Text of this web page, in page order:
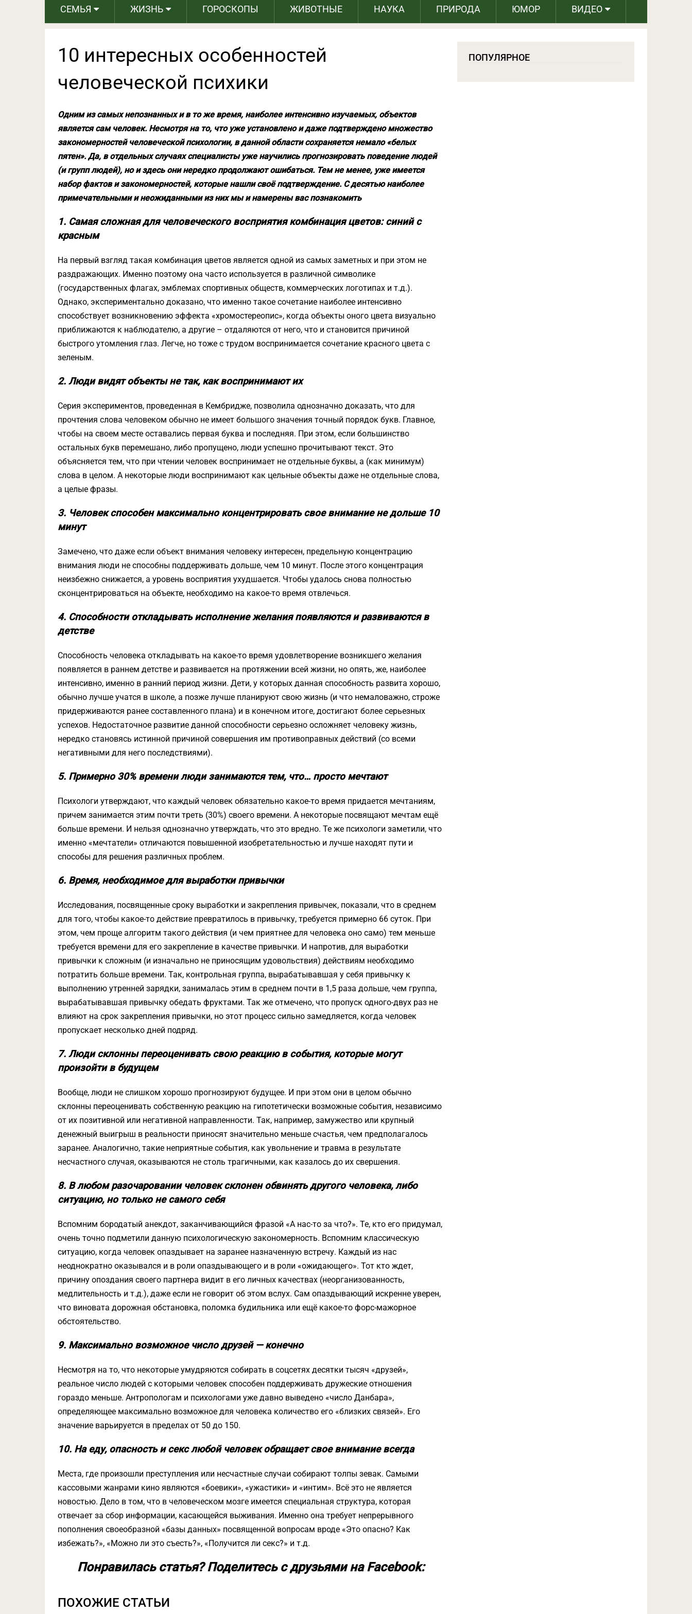
СЕМЬЯ ЖИЗНЬ ГОРОСКОПЫ ЖИВОТНЫЕ НАУКА ПРИРОДА ЮМОР ВИДЕО
10 интересных особенностей
человеческой психики
Одним из самых непознанных и в то же время, наиболее интенсивно изучаемых, объектов
является сам человек. Несмотря на то, что уже установлено и даже подтверждено множество
закономерностей человеческой психологии, в данной области сохраняется немало «белых
пятен». Да, в отдельных случаях специалисты уже научились прогнозировать поведение людей
(и групп людей), но и здесь они нередко продолжают ошибаться. Тем не менее, уже имеется
набор фактов и закономерностей, которые нашли своё подтверждение. С десятью наиболее
примечательными и неожиданными из них мы и намерены вас познакомить
1. Самая сложная для человеческого восприятия комбинация цветов: синий с
красным
На первый взгляд такая комбинация цветов является одной из самых заметных и при этом не
раздражающих. Именно поэтому она часто используется в различной символике
(государственных флагах, эмблемах спортивных обществ, коммерческих логотипах и т.д.).
Однако, экспериментально доказано, что именно такое сочетание наиболее интенсивно
способствует возникновению эффекта «хромостереопис», когда объекты оного цвета визуально
приближаются к наблюдателю, а другие – отдаляются от него, что и становится причиной
быстрого утомления глаз. Легче, но тоже с трудом воспринимается сочетание красного цвета с
зеленым.
2. Люди видят объекты не так, как воспринимают их
Серия экспериментов, проведенная в Кембридже, позволила однозначно доказать, что для
прочтения слова человеком обычно не имеет большого значения точный порядок букв. Главное,
чтобы на своем месте оставались первая буква и последняя. При этом, если большинство
остальных букв перемешано, либо пропущено, люди успешно прочитывают текст. Это
объясняется тем, что при чтении человек воспринимает не отдельные буквы, а (как минимум)
слова в целом. А некоторые люди воспринимают как цельные объекты даже не отдельные слова,
а целые фразы.
3. Человек способен максимально концентрировать свое внимание не дольше 10
минут
Замечено, что даже если объект внимания человеку интересен, предельную концентрацию
внимания люди не способны поддерживать дольше, чем 10 минут. После этого концентрация
неизбежно снижается, а уровень восприятия ухудшается. Чтобы удалось снова полностью
сконцентрироваться на объекте, необходимо на какое-то время отвлечься.
4. Способности откладывать исполнение желания появляются и развиваются в
детстве
Способность человека откладывать на какое-то время удовлетворение возникшего желания
появляется в раннем детстве и развивается на протяжении всей жизни, но опять, же, наиболее
интенсивно, именно в ранний период жизни. Дети, у которых данная способность развита хорошо,
обычно лучше учатся в школе, а позже лучше планируют свою жизнь (и что немаловажно, строже
придерживаются ранее составленного плана) и в конечном итоге, достигают более серьезных
успехов. Недостаточное развитие данной способности серьезно осложняет человеку жизнь,
нередко становясь истинной причиной совершения им противоправных действий (со всеми
негативными для него последствиями).
5. Примерно 30% времени люди занимаются тем, что… просто мечтают
Психологи утверждают, что каждый человек обязательно какое-то время придается мечтаниям,
причем занимается этим почти треть (30%) своего времени. А некоторые посвящают мечтам ещё
больше времени. И нельзя однозначно утверждать, что это вредно. Те же психологи заметили, что
именно «мечтатели» отличаются повышенной изобретательностью и лучше находят пути и
способы для решения различных проблем.
6. Время, необходимое для выработки привычки
Исследования, посвященные сроку выработки и закрепления привычек, показали, что в среднем
для того, чтобы какое-то действие превратилось в привычку, требуется примерно 66 суток. При
этом, чем проще алгоритм такого действия (и чем приятнее для человека оно само) тем меньше
требуется времени для его закрепление в качестве привычки. И напротив, для выработки
привычки к сложным (и изначально не приносящим удовольствия) действиям необходимо
потратить больше времени. Так, контрольная группа, вырабатывавшая у себя привычку к
выполнению утренней зарядки, занималась этим в среднем почти в 1,5 раза дольше, чем группа,
вырабатывавшая привычку обедать фруктами. Так же отмечено, что пропуск одного-двух раз не
влияют на срок закрепления привычки, но этот процесс сильно замедляется, когда человек
пропускает несколько дней подряд.
7. Люди склонны переоценивать свою реакцию в события, которые могут
произойти в будущем
Вообще, люди не слишком хорошо прогнозируют будущее. И при этом они в целом обычно
склонны переоценивать собственную реакцию на гипотетически возможные события, независимо
от их позитивной или негативной направленности. Так, например, замужество или крупный
денежный выигрыш в реальности приносят значительно меньше счастья, чем предполагалось
заранее. Аналогично, такие неприятные события, как увольнение и травма в результате
несчастного случая, оказываются не столь трагичными, как казалось до их свершения.
8. В любом разочаровании человек склонен обвинять другого человека, либо
ситуацию, но только не самого себя
Вспомним бородатый анекдот, заканчивающийся фразой «А нас-то за что?». Те, кто его придумал,
очень точно подметили данную психологическую закономерность. Вспомним классическую
ситуацию, когда человек опаздывает на заранее назначенную встречу. Каждый из нас
неоднократно оказывался и в роли опаздывающего и в роли «ожидающего». Тот кто ждет,
причину опоздания своего партнера видит в его личных качествах (неорганизованность,
медлительность и т.д.), даже если не говорит об этом вслух. Сам опаздывающий искренне уверен,
что виновата дорожная обстановка, поломка будильника или ещё какое-то форс-мажорное
обстоятельство.
9. Максимально возможное число друзей — конечно
Несмотря на то, что некоторые умудряются собирать в соцсетях десятки тысяч «друзей»,
реальное число людей с которыми человек способен поддерживать дружеские отношения
гораздо меньше. Антропологам и психологами уже давно выведено «число Данбара»,
определяющее максимально возможное для человека количество его «близких связей». Его
значение варьируется в пределах от 50 до 150.
10. На еду, опасность и секс любой человек обращает свое внимание всегда
Места, где произошли преступления или несчастные случаи собирают толпы зевак. Самыми
кассовыми жанрами кино являются «боевики», «ужастики» и «интим». Всё это не является
новостью. Дело в том, что в человеческом мозге имеется специальная структура, которая
отвечает за сбор информации, касающейся выживания. Именно она требует непрерывного
пополнения своеобразной «базы данных» посвященной вопросам вроде «Это опасно? Как
избежать?», «Можно ли это съесть?», «Получится ли секс?» и т.д.
Понравилась статья? Поделитесь с друзьями на Facebook:
ПОХОЖИЕ СТАТЬИ
ПОПУЛЯРНОЕ